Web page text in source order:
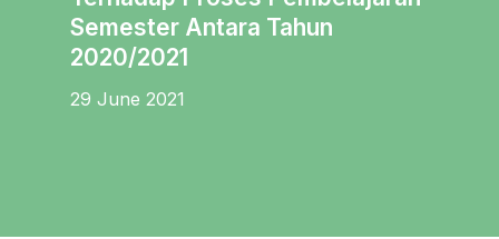
Semester Antara Tahun
2020/2021
29 June 2021